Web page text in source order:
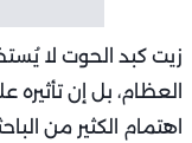
زيت كبد الحوت لا
العظام، بل إن
اهتمام الكثير من